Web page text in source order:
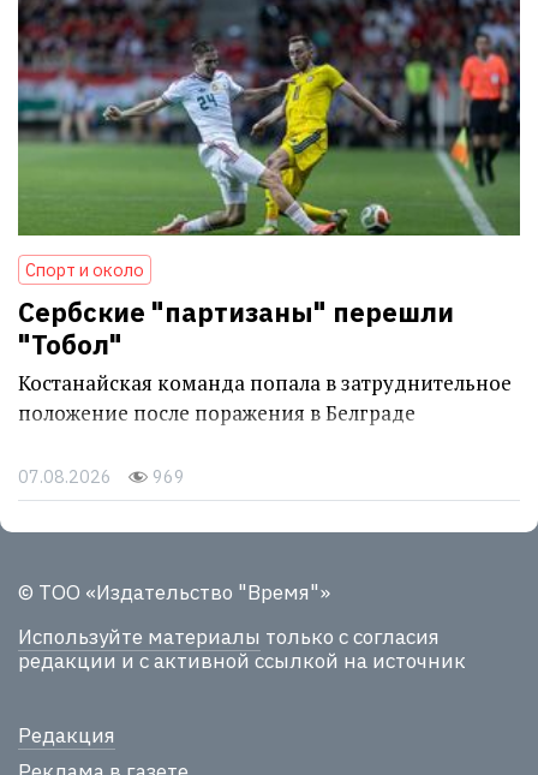
Спорт и около
Сербские "партизаны" перешли
"Тобол"
Костанайская команда попала в затруднительное
положение после поражения в Белграде
07.08.2026 969
© ТОО «Издательство "Время"»
Используйте материалы только с согласия
редакции и с активной ссылкой на источник
Редакция